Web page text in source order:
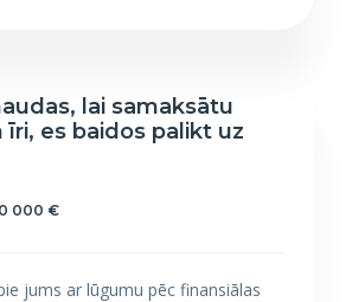
lai samaksātu
īri, es baidos palikt uz
000 €
jums ar lūgumu pēc finansiālas